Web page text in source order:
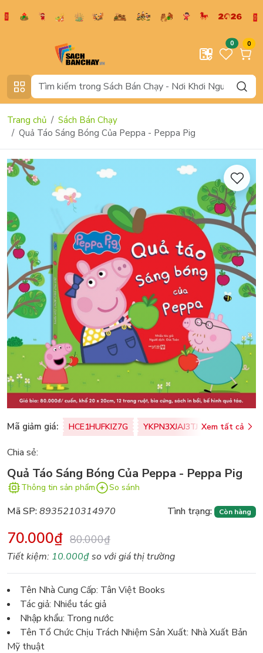
0 0
Trang chủ
Sách Bán Chạy
Quả Táo Sáng Bóng Của Peppa - Peppa Pig
Mã giảm giá: HCE1HUFKIZ7G YKPN3XJAJ3TJ Xem tất cả
Chia sẻ:
Quả Táo Sáng Bóng Của Peppa - Peppa Pig
Thông tin sản phẩm So sánh
Mã SP:8935210314970 Tình trạng: Còn hàng
70.000₫ 80.000₫
Tiết kiệm: 10.000₫so với giá thị trường
Tên Nhà Cung Cấp: Tân Việt Books
Tác giả: Nhiều tác giả
Nhập khẩu: Trong nước
Tên Tổ Chức Chịu Trách Nhiệm Sản Xuất: Nhà Xuất Bản
Mỹ thuật